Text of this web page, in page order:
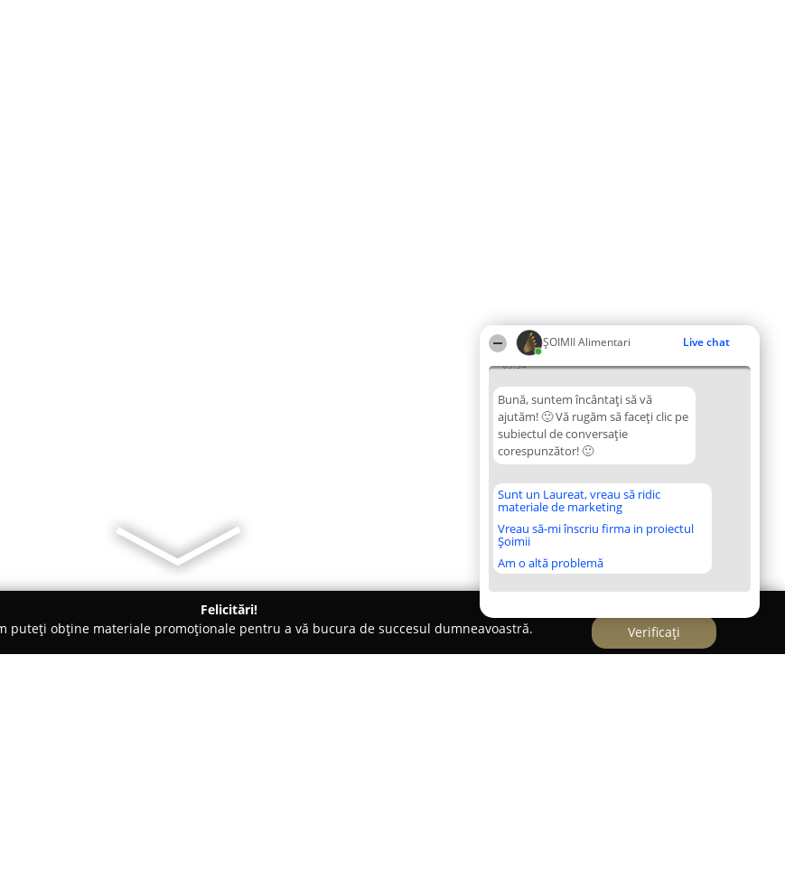
ŞOIMII Alimentari Live chat
09:54
Bună, suntem încântați să vă
ajutăm! 🙂 Vă rugăm să faceți clic pe
subiectul de conversație
corespunzător! 🙂
Sunt un Laureat, vreau să ridic
materiale de marketing
Vreau să-mi înscriu firma in proiectul
Șoimii
Am o altă problemă
Felicitări!
puteți obține materiale promoționale pentru a vă bucura de succesul dumneavoastră.
Verificați